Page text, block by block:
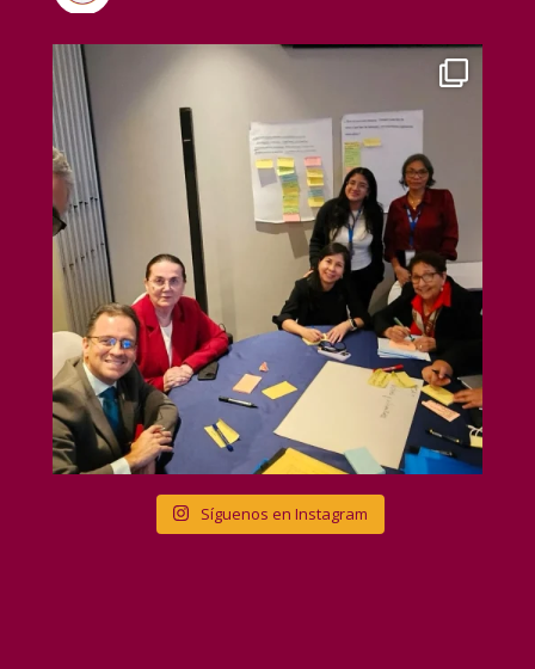
Síguenos en Instagram